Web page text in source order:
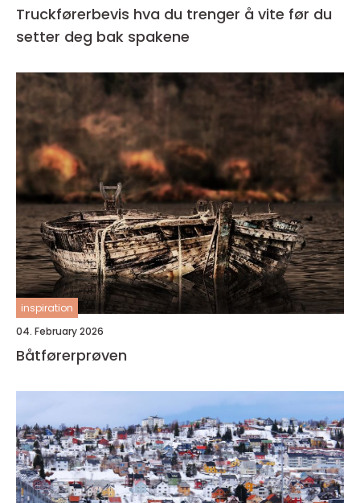
Truckførerbevis hva du trenger å vite før du
setter deg bak spakene
inspiration
04. February 2026
Båtførerprøven